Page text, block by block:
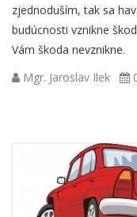
zjednoduším, tak sa
budúcnosti vznikne
Vám škoda nevznikne.
Mgr. Jaroslav Ilek